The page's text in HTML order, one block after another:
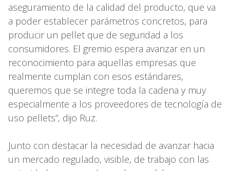
aseguramiento de la calidad del producto, que va
a poder establecer parámetros concretos, para
producir un pellet que de seguridad a los
consumidores. El gremio espera avanzar en un
reconocimiento para aquellas empresas que
realmente cumplan con esos estándares,
queremos que se integre toda la cadena y muy
especialmente a los proveedores de tecnología de
uso pellets”, dijo Ruz.
Junto con destacar la necesidad de avanzar hacia
un mercado regulado, visible, de trabajo con las